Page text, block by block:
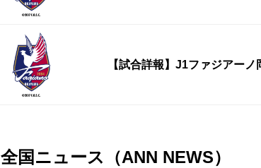
【試合詳報】J1ファジアー
全国ニュース（ANN NEWS）